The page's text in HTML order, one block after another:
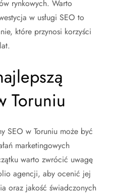
rynkowych. Warto
w usługi SEO to
które przynosi korzyści
Toruniu
SEO w Toruniu może być
marketingowych
warto zwrócić uwagę
agencji, aby ocenić jej
oraz jakość świadczonych